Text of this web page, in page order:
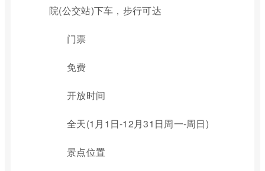
院(公交站)下车，步行可达
门票
免费
开放时间
全天(1月1日-12月31日周一-周日)
景点位置